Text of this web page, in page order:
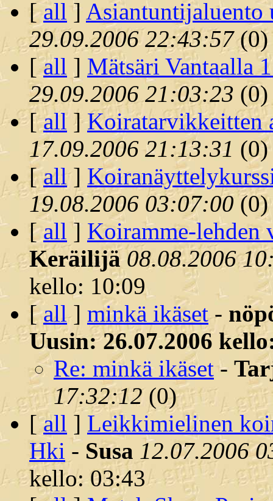
[all ]
29.09.2006 22:43:57(
[all ] Mätsäri Vantaalla
29.09.2006 21:03:23 (
[all]Koiratarvikkeitten
17.09.2006 21:13:31 (
[all]
19.08.2006 03:07:00(
[all ] Koiramme-lehden
Keräilijä 08.08.2006
kello: 10:09
[all] minkä ikäset-
Uusin: 26.07.2006
Re: minkä ikäset -
17:32:12(0)
[all ] Leikkimielinen
Hki - Susa 12.07.2006
kello: 03:43